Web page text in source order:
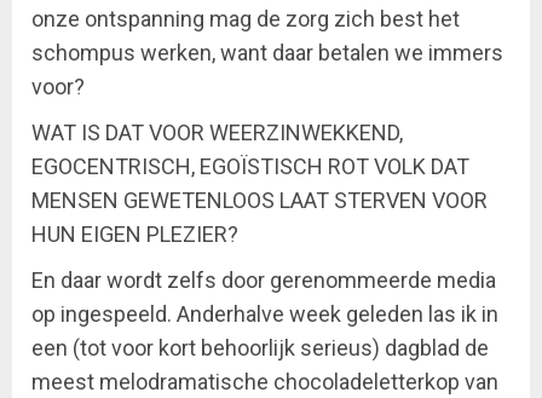
onze ontspanning mag de zorg zich best het
schompus werken, want daar betalen we immers
voor?
WAT IS DAT VOOR WEERZINWEKKEND,
EGOCENTRISCH, EGOÏSTISCH ROT VOLK DAT
MENSEN GEWETENLOOS LAAT STERVEN VOOR
HUN EIGEN PLEZIER?
En daar wordt zelfs door gerenommeerde media
op ingespeeld. Anderhalve week geleden las ik in
een (tot voor kort behoorlijk serieus) dagblad de
meest melodramatische chocoladeletterkop van